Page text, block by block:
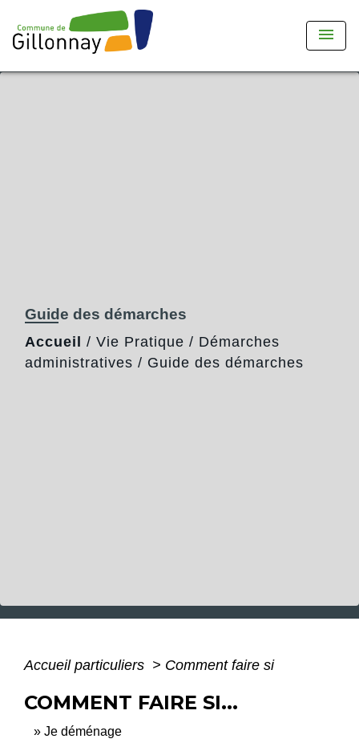
menu
Guide des démarches
Accueil / Vie Pratique / Démarches
administratives / Guide des démarches
Accueil particuliers > Comment faire si
COMMENT FAIRE SI...
Je déménage